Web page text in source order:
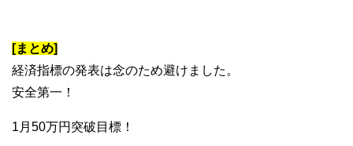
[まとめ]
経済指標の発表は念のため避けました。
安全第一！
1月50万円突破目標！